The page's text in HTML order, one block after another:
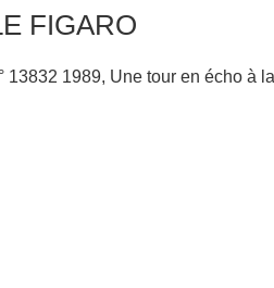
FIGARO
13832 1989, Une tour en écho à